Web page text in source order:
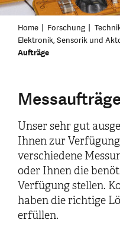
Home Forschung
Elektronik, Sensorik und
Aufträge
Messaufträge
Unser sehr gut
Ihnen zur
verschiedene
oder Ihnen die
Verfügung stellen.
haben die richtige
erfüllen.